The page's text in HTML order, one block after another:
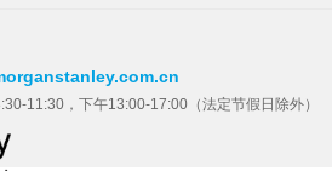
11:30，下午13:00-17:00（法定节假日除外）